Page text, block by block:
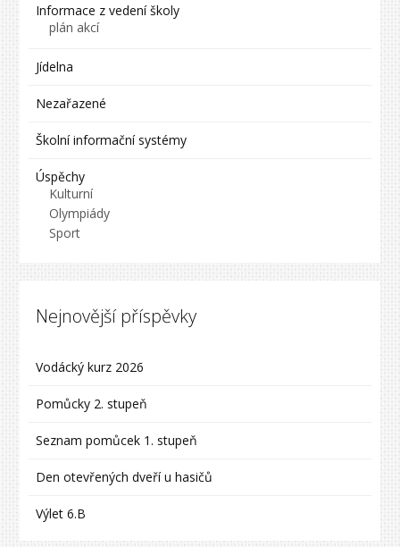
Informace z vedení školy
plán akcí
Jídelna
Nezařazené
Školní informační systémy
Úspěchy
Kulturní
Olympiády
Sport
Nejnovější příspěvky
Vodácký kurz 2026
Pomůcky 2. stupeň
Seznam pomůcek 1. stupeň
Den otevřených dveří u hasičů
Výlet 6.B